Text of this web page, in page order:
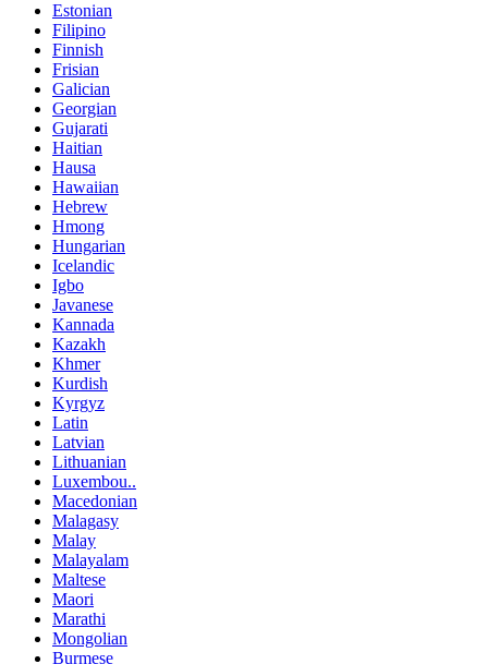
Estonian
Filipino
Finnish
Frisian
Galician
Georgian
Gujarati
Haitian
Hausa
Hawaiian
Hebrew
Hmong
Hungarian
Icelandic
Igbo
Javanese
Kannada
Kazakh
Khmer
Kurdish
Kyrgyz
Latin
Latvian
Lithuanian
Luxembou..
Macedonian
Malagasy
Malay
Malayalam
Maltese
Maori
Marathi
Mongolian
Burmese